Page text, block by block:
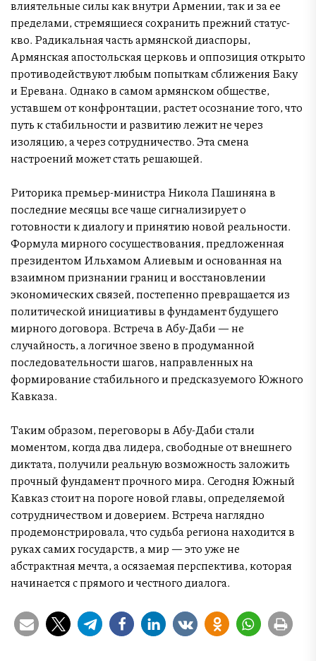
влиятельные силы как внутри Армении, так и за ее
пределами, стремящиеся сохранить прежний статус-
кво. Радикальная часть армянской диаспоры,
Армянская апостольская церковь и оппозиция открыто
противодействуют любым попыткам сближения Баку
и Еревана. Однако в самом армянском обществе,
уставшем от конфронтации, растет осознание того, что
путь к стабильности и развитию лежит не через
изоляцию, а через сотрудничество. Эта смена
настроений может стать решающей.
Риторика премьер-министра Никола Пашиняна в
последние месяцы все чаще сигнализирует о
готовности к диалогу и принятию новой реальности.
Формула мирного сосуществования, предложенная
президентом Ильхамом Алиевым и основанная на
взаимном признании границ и восстановлении
экономических связей, постепенно превращается из
политической инициативы в фундамент будущего
мирного договора. Встреча в Абу-Даби — не
случайность, а логичное звено в продуманной
последовательности шагов, направленных на
формирование стабильного и предсказуемого Южного
Кавказа.
Таким образом, переговоры в Абу-Даби стали
моментом, когда два лидера, свободные от внешнего
диктата, получили реальную возможность заложить
прочный фундамент прочного мира. Сегодня Южный
Кавказ стоит на пороге новой главы, определяемой
сотрудничеством и доверием. Встреча наглядно
продемонстрировала, что судьба региона находится в
руках самих государств, а мир — это уже не
абстрактная мечта, а осязаемая перспектива, которая
начинается с прямого и честного диалога.